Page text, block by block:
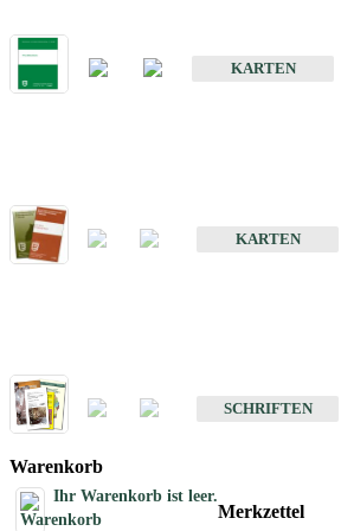
KARTEN
KARTEN
SCHRIFTEN
Warenkorb
Ihr Warenkorb ist leer.
Merkzettel